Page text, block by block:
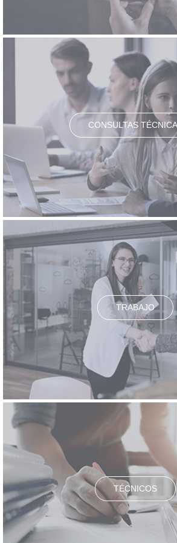
CONSULTAS
TRABAJO
TÉCNICOS